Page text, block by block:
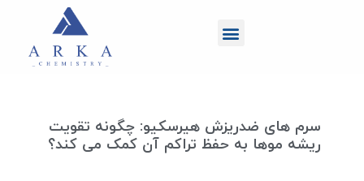
منو
سرم های ضدریزش هیرسکیو: چگونه تقویت
ریشه موها به حفظ تراکم آن کمک می کند؟